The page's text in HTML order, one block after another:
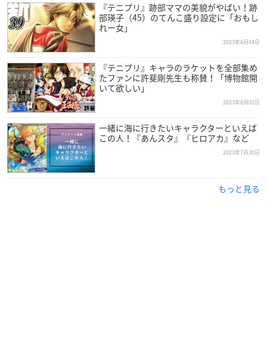
『テニプリ』跡部ママの美貌がやばい！跡
部瑛子（45）のてんこ盛り設定に「おもし
れー女」
2023年8月04日
『テニプリ』キャラのラケットを全部集め
たファンに許斐剛先生も称賛！「博物館開
いて欲しい」
2023年8月02日
一緒に海に行きたいキャラクターといえば
この人！『あんスタ』『ヒロアカ』など
2023年7月30日
もっと見る